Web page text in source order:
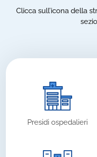
Clicca sull’icona della
Presidi ospedalieri